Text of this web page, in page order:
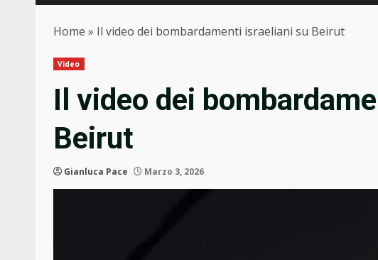
Home » Il video dei bombardamenti israeliani su Beirut
Video
Il video dei
Beirut
Gianluca Pace Marzo 3, 2026